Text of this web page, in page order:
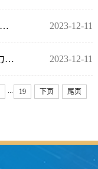
空航天学院第四期“力行•引航”学术微沙龙顺利举办 2023-12-11
我校学子在第四届国际大学生工程力学竞赛亚洲赛区荣获佳绩 2023-12-11
... 19 下页 尾页